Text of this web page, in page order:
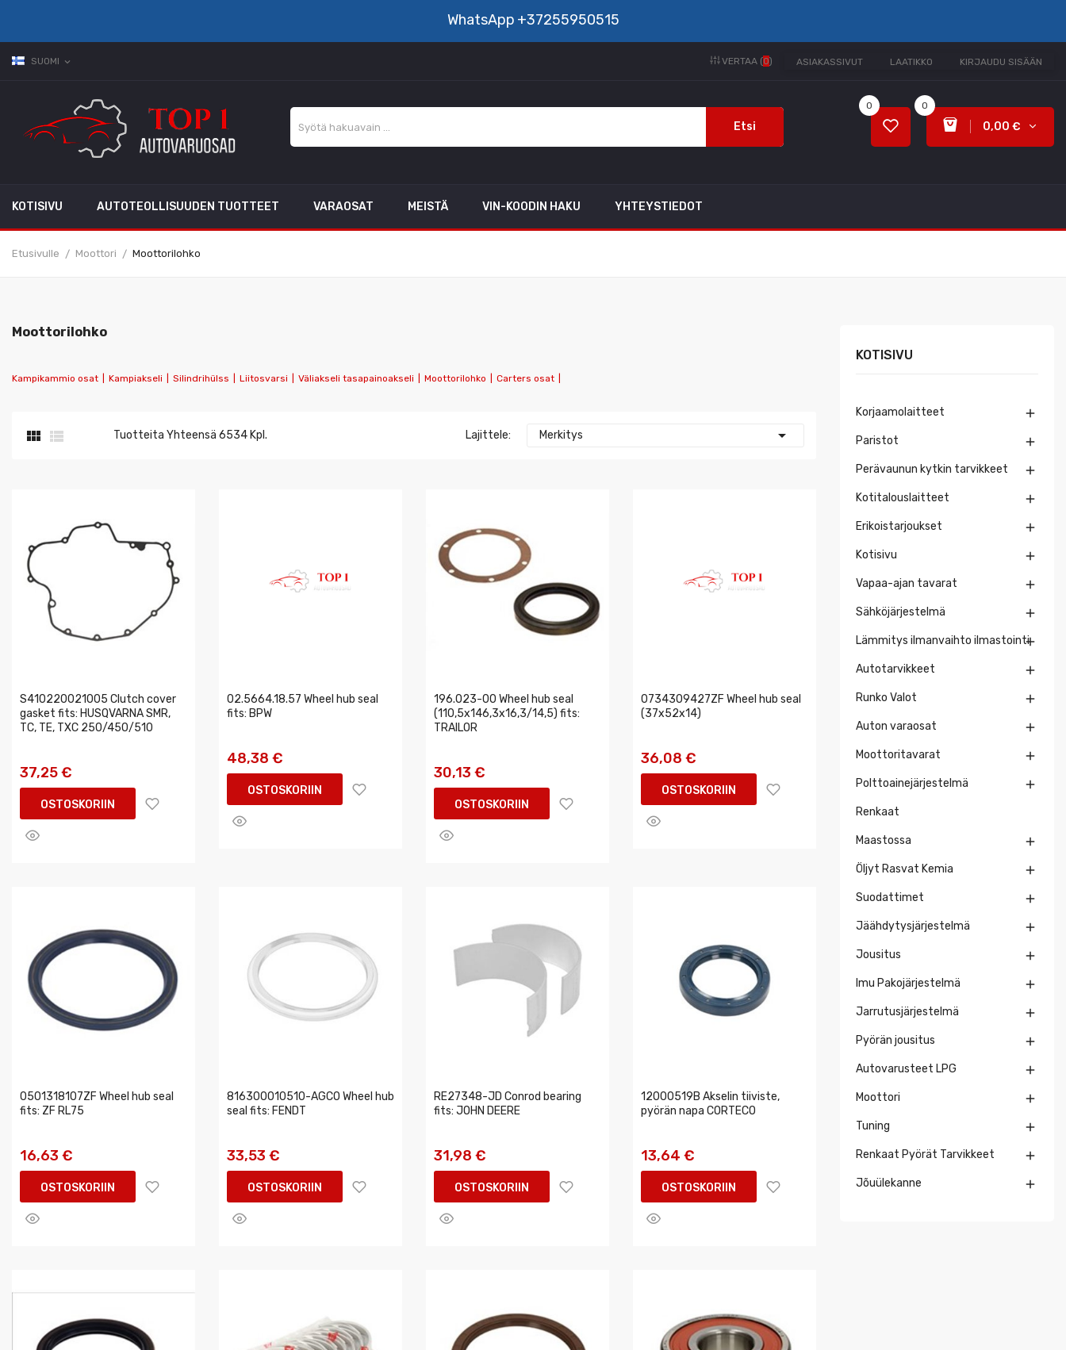
WhatsApp +37255950515
SUOMI expand_more ASIAKASSIVUT LAATIKKO KIRJAUDU SISÄÄN
VERTAA (0)
Etsi
0
0,00 €
0
KOTISIVU AUTOTEOLLISUUDEN TUOTTEET VARAOSAT MEISTÄ VIN-KOODIN HAKU YHTEYSTIEDOT
Etusivulle Moottori Moottorilohko
Moottorilohko
Kampikammio osat Kampiakseli Silindrihülss Liitosvarsi Väliakseli tasapainoakseli Moottorilohko Carters osat
  Tuotteita Yhteensä 6534 Kpl. Lajittele: Merkitys 
S410220021005 Clutch cover
gasket fits: HUSQVARNA SMR,
TC, TE, TXC 250/450/510
37,25 €
OSTOSKORIIN
02.5664.18.57 Wheel hub seal
fits: BPW
48,38 €
OSTOSKORIIN
196.023-00 Wheel hub seal
(110,5x146,3x16,3/14,5) fits:
TRAILOR
30,13 €
OSTOSKORIIN
0734309427ZF Wheel hub seal
(37x52x14)
36,08 €
OSTOSKORIIN
0501318107ZF Wheel hub seal
fits: ZF RL75
16,63 €
OSTOSKORIIN
816300010510-AGCO Wheel hub
seal fits: FENDT
33,53 €
OSTOSKORIIN
RE27348-JD Conrod bearing
fits: JOHN DEERE
31,98 €
OSTOSKORIIN
12000519B Akselin tiiviste,
pyörän napa CORTECO
13,64 €
OSTOSKORIIN
KOTISIVU
Korjaamolaitteet 
Paristot 
Perävaunun kytkin tarvikkeet 
Kotitalouslaitteet 
Erikoistarjoukset 
Kotisivu 
Vapaa-ajan tavarat 
Sähköjärjestelmä 
Lämmitys ilmanvaihto ilmastointi
Autotarvikkeet 
Runko Valot 
Auton varaosat 
Moottoritavarat 
Polttoainejärjestelmä 
Renkaat
Maastossa 
Öljyt Rasvat Kemia 
Suodattimet 
Jäähdytysjärjestelmä 
Jousitus 
Imu Pakojärjestelmä 
Jarrutusjärjestelmä 
Pyörän jousitus 
Autovarusteet LPG 
Moottori 
Tuning 
Renkaat Pyörät Tarvikkeet 
Jõuülekanne 